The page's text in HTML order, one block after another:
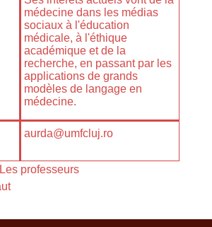
médecine dans les médias
sociaux à l'éducation
médicale, à l'éthique
académique et de la
recherche, en passant par les
applications de grands
modèles de langage en
médecine.
aurda@umfcluj.ro
Les professeurs